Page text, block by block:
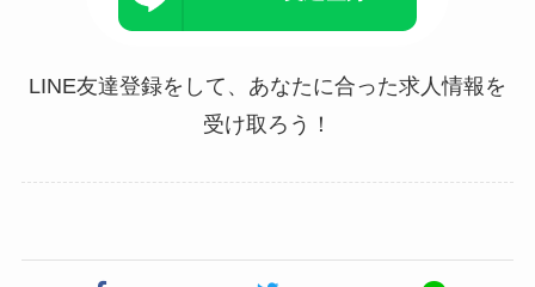
LINE友達登録をして、あなたに合った求人情報を
受け取ろう！